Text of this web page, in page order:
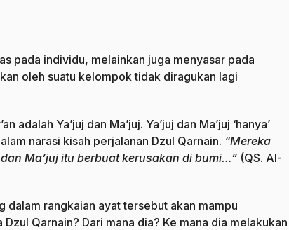
pada individu, melainkan juga menyasar pada
oleh suatu kelompok tidak diragukan lagi
Ya’juj dan Ma’juj. Ya’juj dan Ma’juj ‘hanya’
narasi kisah perjalanan Dzul Qarnain. “Mereka
Ma’juj itu berbuat kerusakan di bumi…” (QS. Al-
dalam rangkaian ayat tersebut akan mampu
Qarnain? Dari mana dia? Ke mana dia melakukan